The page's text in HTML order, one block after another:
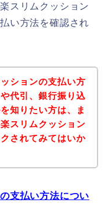
スリムクッション
い方法を確認され
ションの支払い方
代引、銀行振り込
知りたい方は、ま
スリムクッション
されてみてはいか
支払い方法につい